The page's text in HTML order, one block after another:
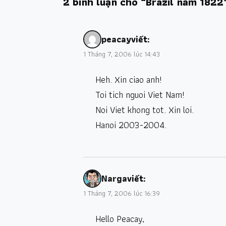
peacayviết:
1 Tháng 7, 2006 lúc 14:43
Heh. Xin ciao anh!
Toi tich nguoi Viet Nam!
Noi Viet khong tot. Xin loi.
Hanoi 2003-2004.
Nargaviết:
1 Tháng 7, 2006 lúc 16:39
Hello Peacay,